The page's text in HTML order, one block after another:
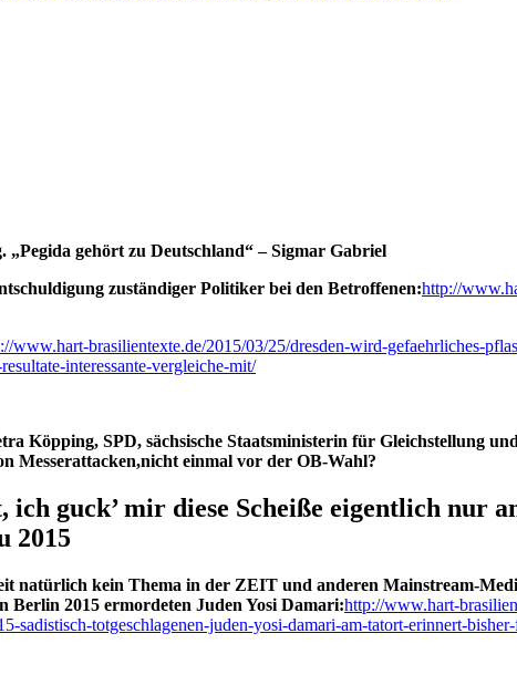
gehört zu Deutschland“ – Sigmar Gabriel
zuständiger Politiker bei den Betroffenen:http://
www.hart-brasilientexte.de/2015/03/25/dresden-wird-gefaehrliches-
interessante-vergleiche-mit/
Köpping, SPD, sächsische Staatsministerin für Gleichstellung
Messerattacken,nicht einmal vor der OB-Wahl?
ich guck’ mir diese Scheiße eigentlich nur
2015
natürlich kein Thema in der ZEIT und anderen Mainstream-
2015 ermordeten Juden Yosi Damari:http://www.hart-
totgeschlagenen-juden-yosi-damari-am-tatort-erinnert-